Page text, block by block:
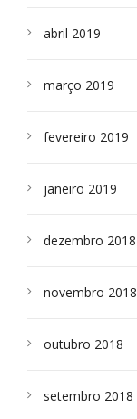
abril 2019
março 2019
fevereiro 2019
janeiro 2019
dezembro 2018
novembro 2018
outubro 2018
setembro 2018